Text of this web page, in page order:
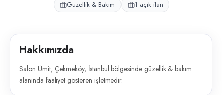
Güzellik & Bakım
1 açık ilan
Hakkımızda
Salon Ümit, Çekmeköy, İstanbul bölgesinde güzellik & bakım
alanında faaliyet gösteren işletmedir.